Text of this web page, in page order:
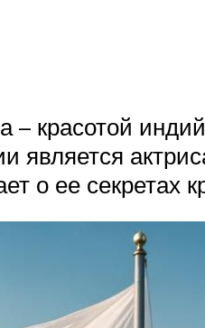
– красотой
является
о ее секретах